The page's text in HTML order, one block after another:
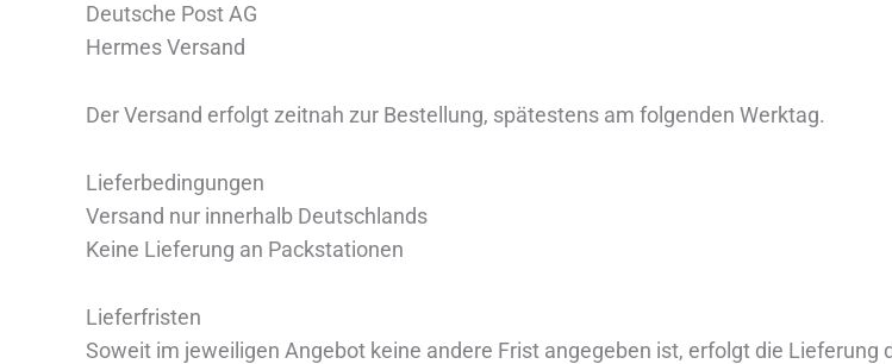
Deutsche Post AG
Hermes Versand
Der Versand erfolgt zeitnah zur Bestellung, spätestens am folgenden Werktag.
Lieferbedingungen
Versand nur innerhalb Deutschlands
Keine Lieferung an Packstationen
Lieferfristen
Soweit im jeweiligen Angebot keine andere Frist angegeben ist, erfolgt die Lieferung